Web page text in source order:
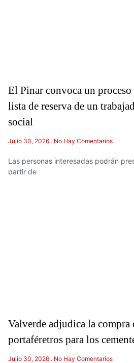
El Pinar convoca un
lista de reserva de un
social
Julio 30, 2026 No Hay Comentarios
Las personas interesadas podrán
partir de
Valverde adjudica la compra
portaféretros para los
Julio 30, 2026 No Hay Comentarios